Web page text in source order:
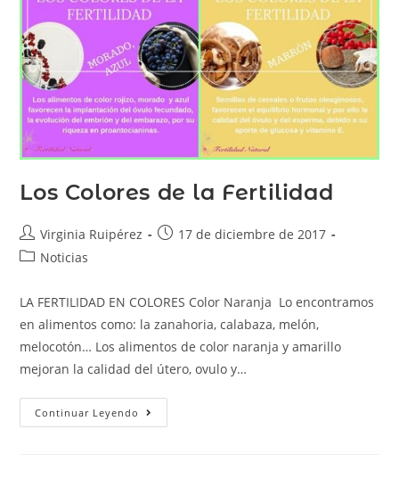
Los Colores de la Fertilidad
Virginia Ruipérez
17 de diciembre de 2017
Noticias
LA FERTILIDAD EN COLORES Color Naranja Lo encontramos
en alimentos como: la zanahoria, calabaza, melón,
melocotón… Los alimentos de color naranja y amarillo
mejoran la calidad del útero, ovulo y…
Continuar Leyendo